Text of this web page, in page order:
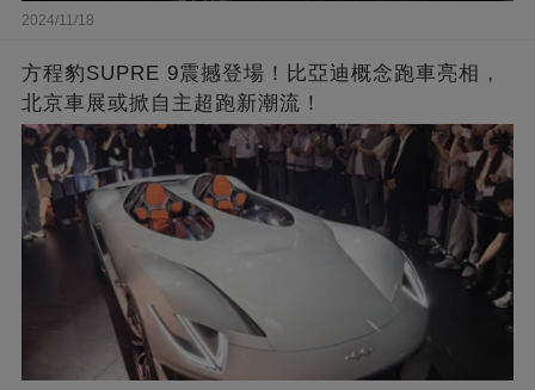
2024/11/18
方程豹SUPRE 9震撼登場！比亞迪概念跑車亮相，
北京車展或掀自主超跑新潮流！